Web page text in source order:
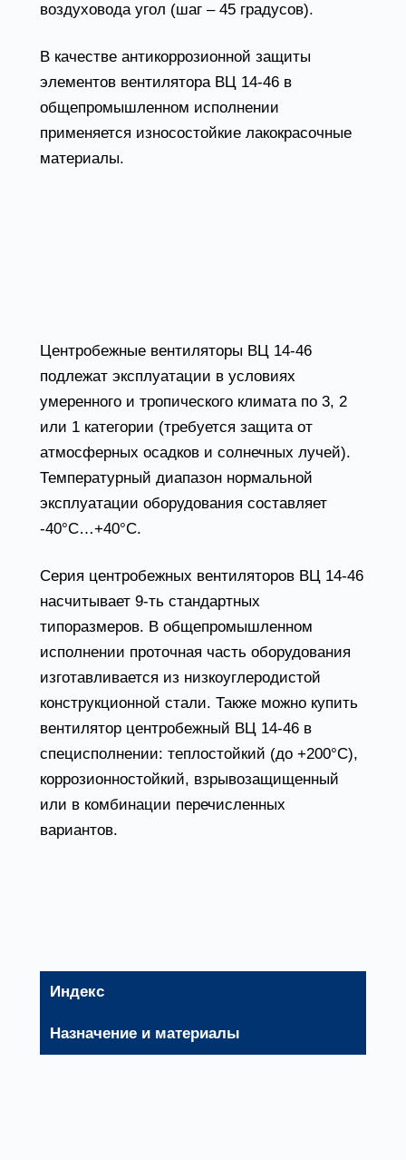
воздуховода угол (шаг – 45 градусов).
В качестве антикоррозионной защиты
элементов вентилятора ВЦ 14-46 в
общепромышленном исполнении
применяется износостойкие лакокрасочные
материалы.
Центробежные вентиляторы ВЦ 14-46
подлежат эксплуатации в условиях
умеренного и тропического климата по 3, 2
или 1 категории (требуется защита от
атмосферных осадков и солнечных лучей).
Температурный диапазон нормальной
эксплуатации оборудования составляет
-40°С…+40°С.
Серия центробежных вентиляторов ВЦ 14-46
насчитывает 9-ть стандартных
типоразмеров. В общепромышленном
исполнении проточная часть оборудования
изготавливается из низкоуглеродистой
конструкционной стали. Также можно купить
вентилятор центробежный ВЦ 14-46 в
специсполнении: теплостойкий (до +200°С),
коррозионностойкий, взрывозащищенный
или в комбинации перечисленных
вариантов.
Индекс
Назначение и материалы